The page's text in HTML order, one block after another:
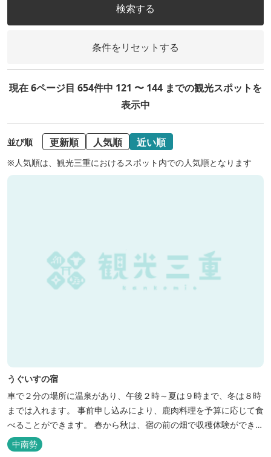
検索する
条件をリセットする
現在 6ページ目 654件中 121 〜 144 までの観光スポットを
表示中
並び順 更新順 人気順 近い順
※人気順は、観光三重におけるスポット内での人気順となります
うぐいすの宿
車で２分の場所に温泉があり、午後２時～夏は９時まで、冬は８時
までは入れます。 事前申し込みにより、鹿肉料理を予算に応じて食
べることができます。 春から秋は、宿の前の畑で収穫体験ができ、
その野菜で夕食もできます。
中南勢